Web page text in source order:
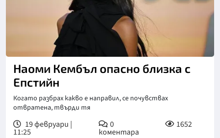
Наоми Кембъл опасно близка с
Епстийн
Когато разбрах какво е направил, се почувствах
отвратена, твърди тя
19 февруари |
11:25
0
коментара
1652